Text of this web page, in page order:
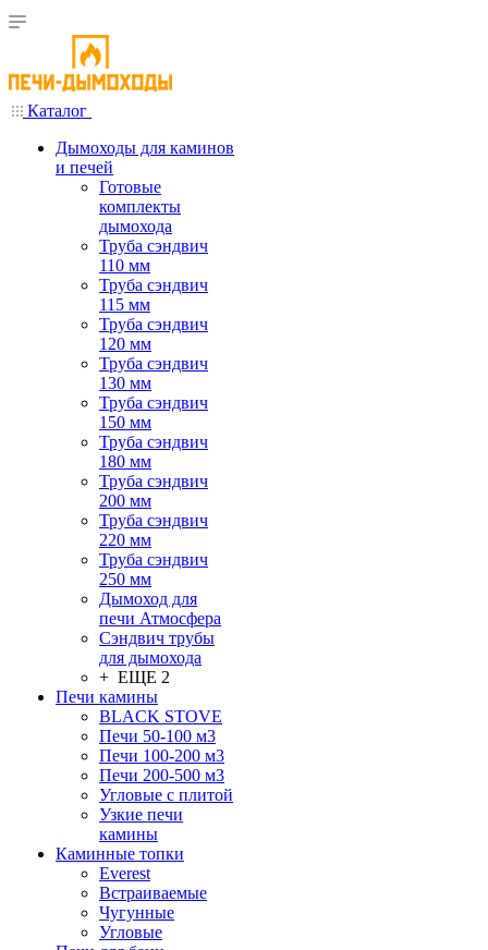
Каталог
Дымоходы для каминов
и печей
Готовые
комплекты
дымохода
Труба сэндвич
110 мм
Труба сэндвич
115 мм
Труба сэндвич
120 мм
Труба сэндвич
130 мм
Труба сэндвич
150 мм
Труба сэндвич
180 мм
Труба сэндвич
200 мм
Труба сэндвич
220 мм
Труба сэндвич
250 мм
Дымоход для
печи Атмосфера
Сэндвич трубы
для дымохода
+ ЕЩЕ 2
Печи камины
BLACK STOVE
Печи 50-100 м3
Печи 100-200 м3
Печи 200-500 м3
Угловые с плитой
Узкие печи
камины
Каминные топки
Everest
Встраиваемые
Чугунные
Угловые